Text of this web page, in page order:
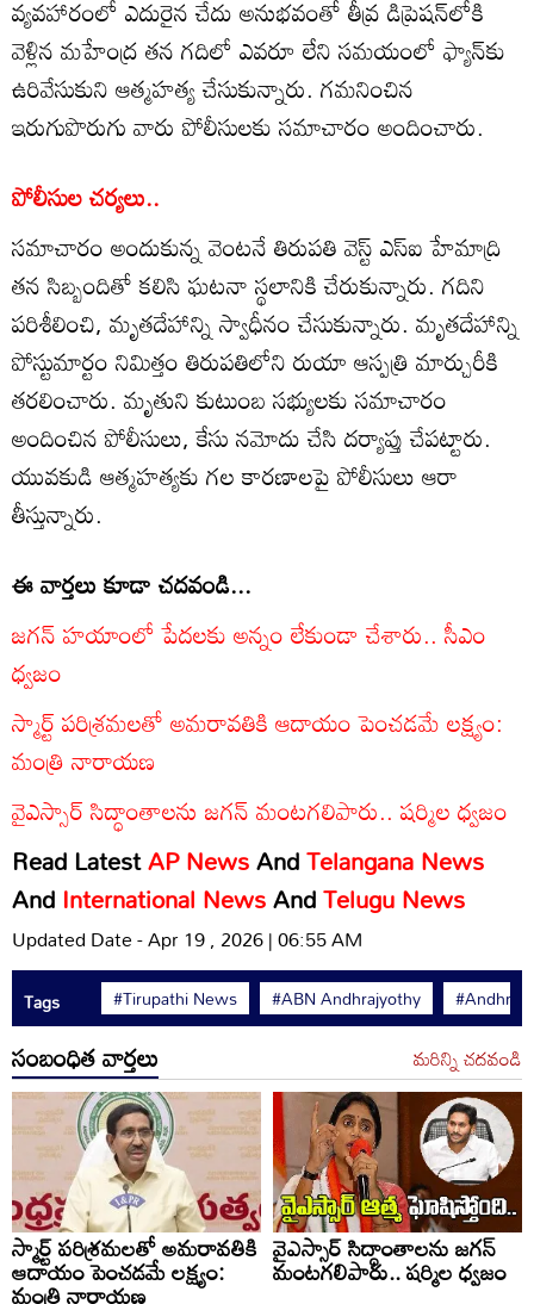
వ్యవహారంలో ఎదురైన చేదు అనుభవంతో తీవ్ర డిప్రెషన్‌లోకి
వెళ్లిన మహేంద్ర తన గదిలో ఎవరూ లేని సమయంలో ఫ్యాన్‌కు
ఉరివేసుకుని ఆత్మహత్య చేసుకున్నారు. గమనించిన
ఇరుగుపొరుగు వారు పోలీసులకు సమాచారం అందించారు.
పోలీసుల చర్యలు..
సమాచారం అందుకున్న వెంటనే తిరుపతి వెస్ట్ ఎస్ఐ హేమాద్రి
తన సిబ్బందితో కలిసి ఘటనా స్థలానికి చేరుకున్నారు. గదిని
పరిశీలించి, మృతదేహాన్ని స్వాధీనం చేసుకున్నారు. మృతదేహాన్ని
పోస్టుమార్టం నిమిత్తం తిరుపతిలోని రుయా ఆస్పత్రి మార్చురీకి
తరలించారు. మృతుని కుటుంబ సభ్యులకు సమాచారం
అందించిన పోలీసులు, కేసు నమోదు చేసి దర్యాప్తు చేపట్టారు.
యువకుడి ఆత్మహత్యకు గల కారణాలపై పోలీసులు ఆరా
తీస్తున్నారు.
ఈ వార్తలు కూడా చదవండి...
జగన్ హయాంలో పేదలకు అన్నం లేకుండా చేశారు.. సీఎం
ధ్వజం
స్మార్ట్ పరిశ్రమలతో అమరావతికి ఆదాయం పెంచడమే లక్ష్యం:
మంత్రి నారాయణ
వైఎస్సార్ సిద్ధాంతాలను జగన్ మంటగలిపారు.. షర్మిల ధ్వజం
Read LatestAP NewsAndTelangana News
And International NewsAndTelugu News
Updated Date - Apr 19 , 2026 | 06:55 AM
Tags #Tirupathi News #ABN Andhrajyothy #Andhra
సంబంధిత వార్తలు మరిన్ని చదవండి
స్మార్ట్ పరిశ్రమలతో అమరావతికి
ఆదాయం పెంచడమే లక్ష్యం:
మంత్రి నారాయణ
వైఎస్సార్ సిద్ధాంతాలను జగన్
మంటగలిపారు.. షర్మిల ధ్వజం